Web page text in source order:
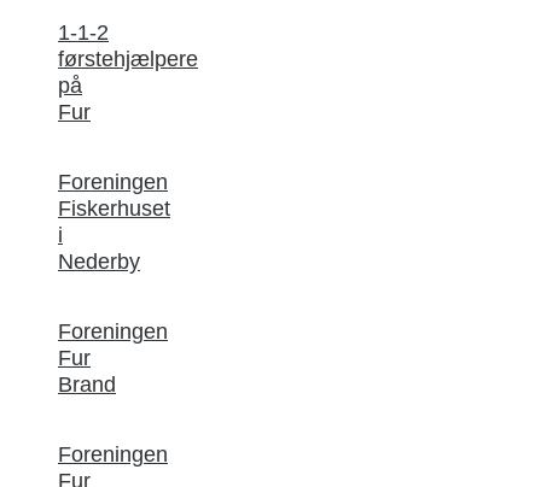
1-1-2
førstehjælpere
på
Fur
Foreningen
Fiskerhuset
i
Nederby
Foreningen
Fur
Brand
Foreningen
Fur